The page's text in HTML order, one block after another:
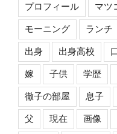
プロフィール マツ
モーニング ランチ
出身 出身高校
嫁 子供 学歴
徹子の部屋 息子
父 現在 画像